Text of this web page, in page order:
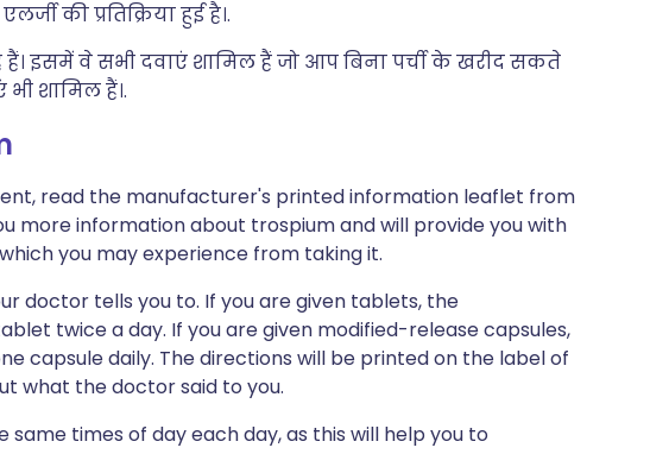
की प्रतिक्रिया हुई है।.
इसमें वे सभी दवाएं शामिल हैं जो आप बिना पर्ची के खरीद सकते
शामिल हैं।.
read the manufacturer's printed information leaflet from
more information about trospium and will provide you with
you may experience from taking it.
doctor tells you to. If you are given tablets, the
twice a day. If you are given modified-release capsules,
capsule daily. The directions will be printed on the label of
what the doctor said to you.
times of day each day, as this will help you to